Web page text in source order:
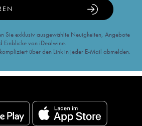
Sie exklusiv ausgewählte Neuigkeiten, Angebote
Einblicke von iDealwine.
über den Link in jeder E-Mail abmelden.